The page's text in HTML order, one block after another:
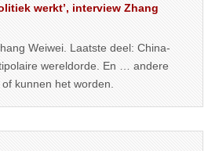
werkt’, interview Zhang
Weiwei. Laatste deel: China-
wereldorde. En … andere
kunnen het worden.